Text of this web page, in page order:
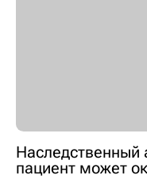
Наследственный
пациент может